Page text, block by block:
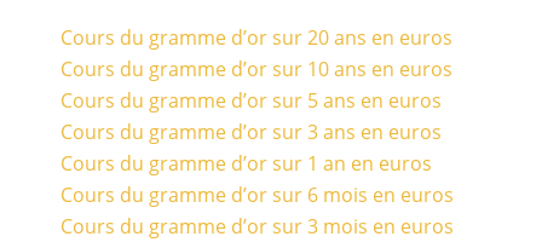
Cours du gramme d’or sur 20 ans en euros
Cours du gramme d’or sur 10 ans en euros
Cours du gramme d’or sur 5 ans en euros
Cours du gramme d’or sur 3 ans en euros
Cours du gramme d’or sur 1 an en euros
Cours du gramme d’or sur 6 mois en euros
Cours du gramme d’or sur 3 mois en euros